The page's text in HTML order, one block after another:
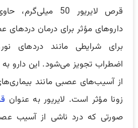
قرص لایریور 50
داروهای مؤثر برای درمان
برای شرایطی مانند دردهای
اضطراب تجویز می‌شود. این دارو
از آسیب‌های عصبی مانند
زونا مؤثر است. لایریور به عنوان
صورتی که درد ناشی از آسیب